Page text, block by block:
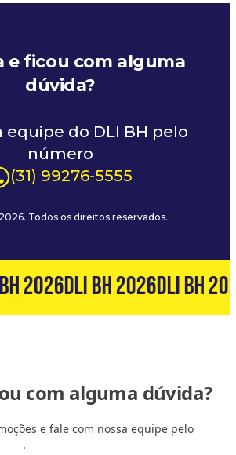
e ficou com alguma
dúvida?
equipe do DLI BH pelo
número
(31) 99276-5555
Todos os direitos reservados.
2026DLI BH 2026DLI BH
com alguma dúvida?
e fale com nossa equipe pelo
.